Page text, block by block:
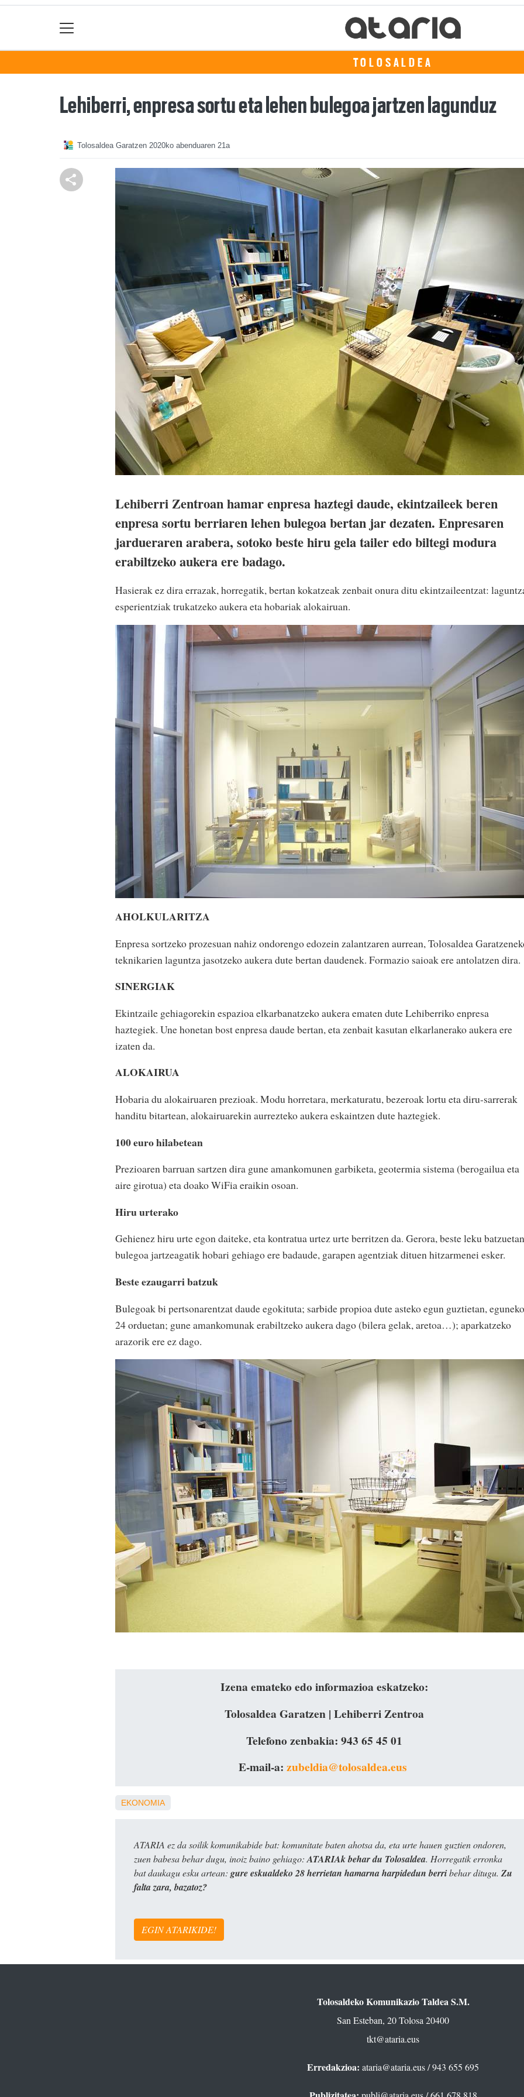
TOLOSALDEA
Lehiberri, enpresa sortu eta lehen bulegoa jartzen lagunduz
Tolosaldea Garatzen 2020ko abenduaren 21a
Lehiberri Zentroan hamar enpresa haztegi daude, ekintzaileek beren
enpresa sortu berriaren lehen bulegoa bertan jar dezaten. Enpresaren
jardueraren arabera, sotoko beste hiru gela tailer edo biltegi modura
erabiltzeko aukera ere badago.
Hasierak ez dira errazak, horregatik, bertan kokatzeak zenbait onura ditu ekintzaileentzat:
esperientziak trukatzeko aukera eta hobariak alokairuan.
AHOLKULARITZA
Enpresa sortzeko prozesuan nahiz ondorengo edozein zalantzaren aurrean, Tolosaldea
teknikarien laguntza jasotzeko aukera dute bertan daudenek. Formazio saioak ere antolatzen dira.
SINERGIAK
Ekintzaile gehiagorekin espazioa elkarbanatzeko aukera ematen dute Lehiberriko enpresa
haztegiek. Une honetan bost enpresa daude bertan, eta zenbait kasutan elkarlanerako aukera ere
izaten da.
ALOKAIRUA
Hobaria du alokairuaren prezioak. Modu horretara, merkaturatu, bezeroak lortu eta diru-sarrerak
handitu bitartean, alokairuarekin aurrezteko aukera eskaintzen dute haztegiek.
100 euro hilabetean
Prezioaren barruan sartzen dira gune amankomunen garbiketa, geotermia sistema (berogailua eta
aire girotua) eta doako WiFia eraikin osoan.
Hiru urterako
Gehienez hiru urte egon daiteke, eta kontratua urtez urte berritzen da. Gerora, beste leku batzuetan
bulegoa jartzeagatik hobari gehiago ere badaude, garapen agentziak dituen hitzarmenei esker.
Beste ezaugarri batzuk
Bulegoak bi pertsonarentzat daude egokituta; sarbide propioa dute asteko egun guztietan, eguneko
24 orduetan; gune amankomunak erabiltzeko aukera dago (bilera gelak, aretoa…); aparkatzeko
arazorik ere ez dago.
Izena emateko edo informazioa eskatzeko:
Tolosaldea Garatzen | Lehiberri Zentroa
Telefono zenbakia: 943 65 45 01
E-mail-a: zubeldia@tolosaldea.eus
EKONOMIA
ATARIA ez da soilik komunikabide bat: komunitate baten ahotsa da, eta urte hauen guztien ondoren,
zuen babesa behar dugu, inoiz baino gehiago:ATARIAk behar du Tolosaldea. Horregatik erronka
bat daukagu esku artean: gure eskualdeko 28 herrietan hamarna harpidedun berribehar ditugu. Zu
falta zara, bazatoz?
EGIN ATARIKIDE!
Tolosaldeko Komunikazio Taldea S.M.
San Esteban, 20 Tolosa 20400
tkt@ataria.eus
Erredakzioa: ataria@ataria.eus/ 943 655 695